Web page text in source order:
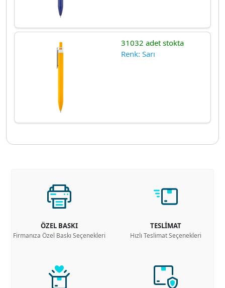
31032 adet stokta
Renk: Sarı
ÖZEL BASKI
Firmanıza Özel Baskı Seçenekleri
TESLİMAT
Hızlı Teslimat Seçenekleri